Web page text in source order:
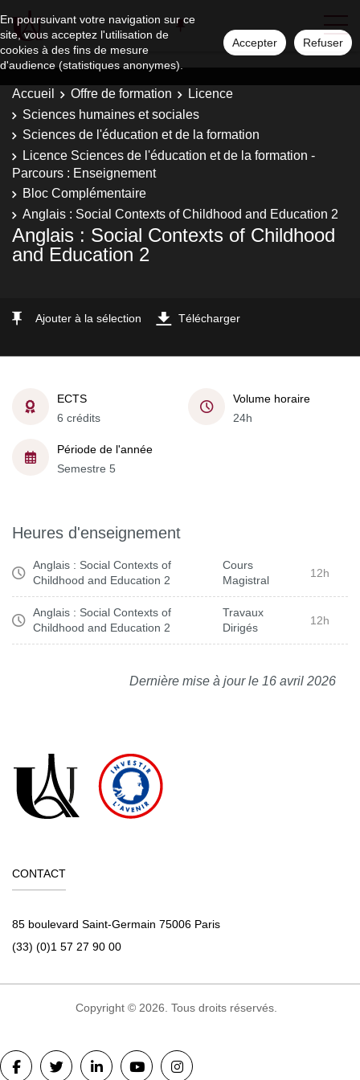
En poursuivant votre navigation sur ce
site, vous acceptez l'utilisation de
cookies à des fins de mesure
d'audience (statistiques anonymes).
Accepter Refuser
Accueil Offre de formation
Licence
Sciences humaines et sociales
Sciences de l'éducation et de la formation
Licence Sciences de l'éducation et de la formation -
Parcours : Enseignement
Bloc Complémentaire
Anglais : Social Contexts of Childhood and Education 2
Anglais : Social Contexts of Childhood
and Education 2
Ajouter à la sélection Télécharger
ECTS
6 crédits
Volume horaire
24h
Période de l'année
Semestre 5
Heures d'enseignement
Anglais : Social Contexts of
Childhood and Education 2
Cours
Magistral
12h
Anglais : Social Contexts of
Childhood and Education 2
Travaux
Dirigés
12h
Dernière mise à jour le 16 avril 2026
CONTACT
85 boulevard Saint-Germain 75006 Paris
(33) (0)1 57 27 90 00
Copyright © 2026. Tous droits réservés.